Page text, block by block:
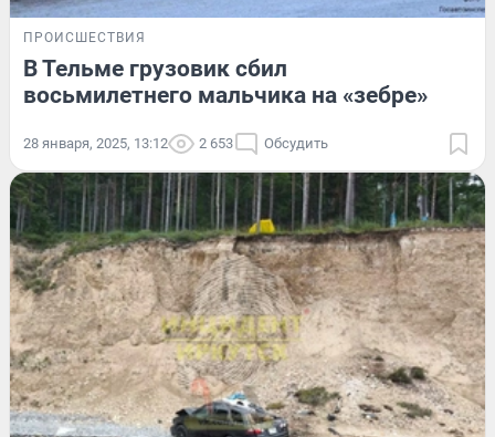
ПРОИСШЕСТВИЯ
В Тельме грузовик сбил
восьмилетнего мальчика на «зебре»
28 января, 2025, 13:12 2 653 Обсудить